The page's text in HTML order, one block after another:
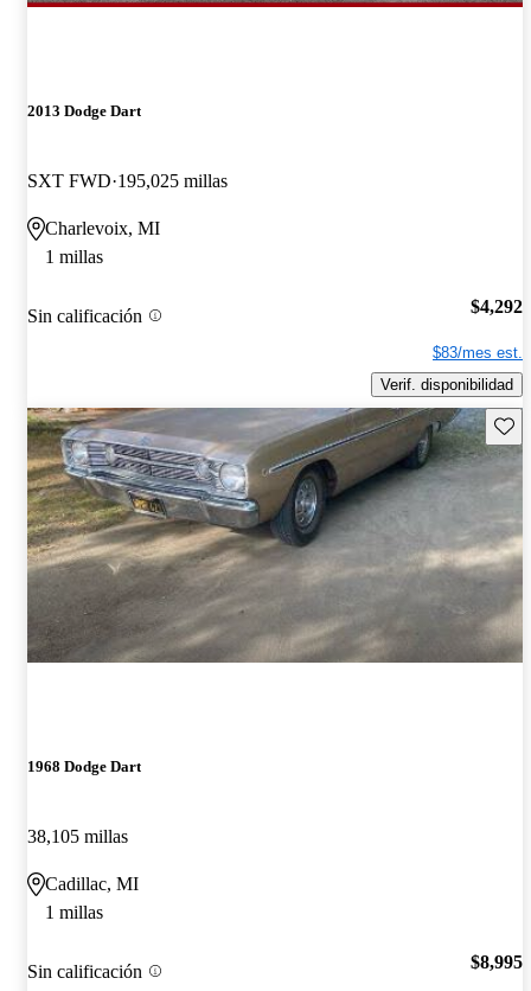
2013 Dodge Dart
SXT FWD 195,025 millas
Charlevoix, MI
1 millas
Sin calificación $4,292
$83/mes est.
Verif. disponibilidad
1968 Dodge Dart
38,105 millas
Cadillac, MI
1 millas
Sin calificación $8,995